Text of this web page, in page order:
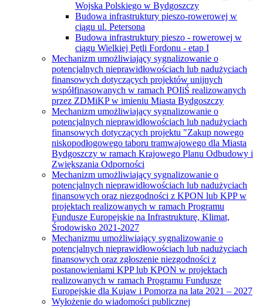
Wojska Polskiego w Bydgoszczy
Budowa infrastruktury pieszo-rowerowej w
ciągu ul. Petersona
Budowa infrastruktury pieszo - rowerowej w
ciągu Wielkiej Pętli Fordonu - etap I
Mechanizm umożliwiający sygnalizowanie o
potencjalnych nieprawidłowościach lub nadużyciach
finansowych dotyczących projektów unijnych
współfinasowanych w ramach POIiŚ realizowanych
przez ZDMiKP w imieniu Miasta Bydgoszczy
Mechanizm umożliwiający sygnalizowanie o
potencjalnych nieprawidłowościach lub nadużyciach
finansowych dotyczących projektu "Zakup nowego
niskopodłogowego taboru tramwajowego dla Miasta
Bydgoszczy w ramach Krajowego Planu Odbudowy i
Zwiększania Odporności
Mechanizm umożliwiający sygnalizowanie o
potencjalnych nieprawidłowościach lub nadużyciach
finansowych oraz niezgodności z KPON lub KPP w
projektach realizowanych w ramach Programu
Fundusze Europejskie na Infrastrukturę, Klimat,
Środowisko 2021-2027
Mechanizmu umożliwiający sygnalizowanie o
potencjalnych nieprawidłowościach lub nadużyciach
finansowych oraz zgłoszenie niezgodności z
postanowieniami KPP lub KPON w projektach
realizowanych w ramach Programu Fundusze
Europejskie dla Kujaw i Pomorza na lata 2021 – 2027
Wyłożenie do wiadomości publicznej